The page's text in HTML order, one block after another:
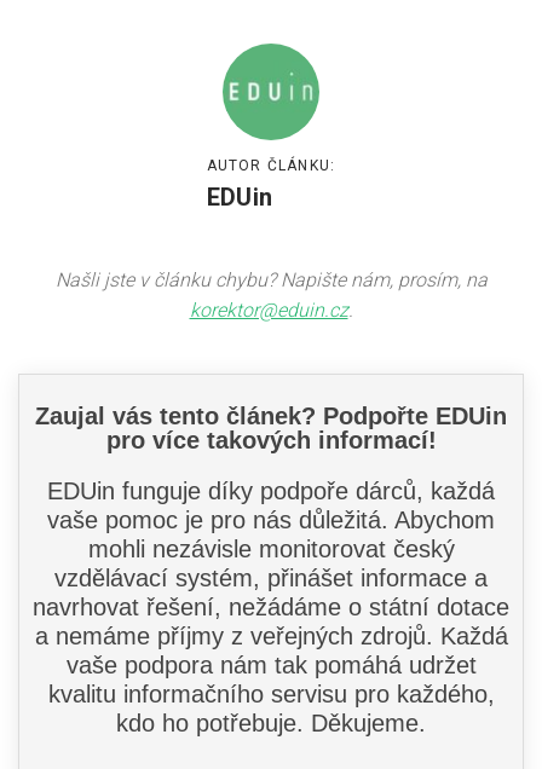
AUTOR ČLÁNKU:
EDUin
Našli jste v článku chybu? Napište nám, prosím, na
korektor@eduin.cz.